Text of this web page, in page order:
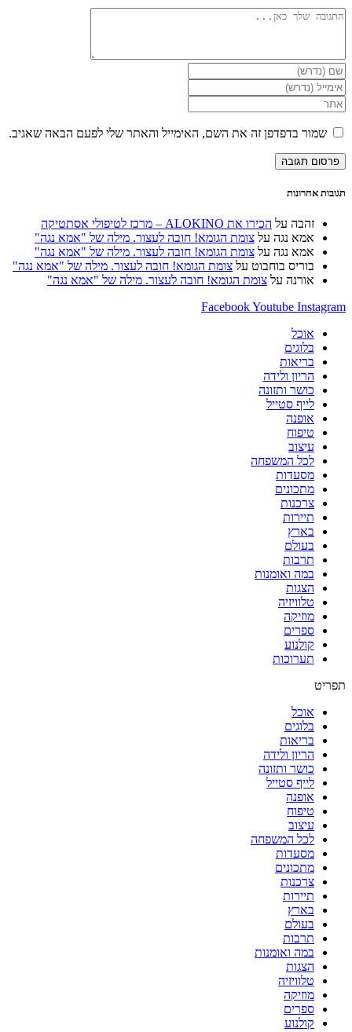
בדפדפן זה את השם, האימייל והאתר שלי לפעם הבאה שאגיב.
זהבהעלהכירו את ALOKINO – מרכז לטיפולי אסתטיקה
אמא נגהעל צומת הגומא! חובה לעצור. מילה של "אמא נגה"
אמא נגהעל צומת הגומא! חובה לעצור. מילה של "אמא נגה"
בוריס בוחבוט עלצומת הגומא! חובה לעצור. מילה של "אמא נגה"
אורנה
עלצומת הגומא! חובה לעצור. מילה של "אמא נגה"
FacebookYoutube
אוכל
בלוגים
בריאות
הריון ולידה
כושר ותזונה
לייף סטייל
אופנה
טיפוח
עיצוב
לכל המשפחה
מסעדות
מתכונים
צרכנות
תיירות
בארץ
בעולם
תרבות
במה ואומנות
הצגות
טלוויזיה
מוזיקה
ספרים
קולנוע
תערוכות
אוכל
בלוגים
בריאות
הריון ולידה
כושר ותזונה
לייף סטייל
אופנה
טיפוח
עיצוב
לכל המשפחה
מסעדות
מתכונים
צרכנות
תיירות
בארץ
בעולם
תרבות
במה ואומנות
הצגות
טלוויזיה
מוזיקה
ספרים
קולנוע